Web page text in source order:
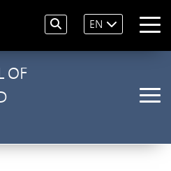
EN
OF